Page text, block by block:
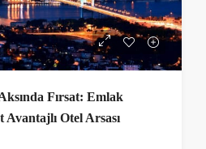
Fırsat: Emlak
Avantajlı Otel Arsası